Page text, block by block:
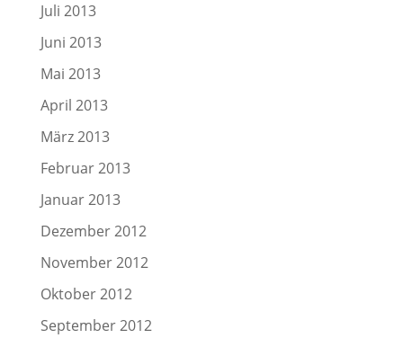
Juli 2013
Juni 2013
Mai 2013
April 2013
März 2013
Februar 2013
Januar 2013
Dezember 2012
November 2012
Oktober 2012
September 2012